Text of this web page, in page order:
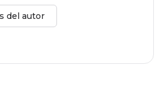
del autor